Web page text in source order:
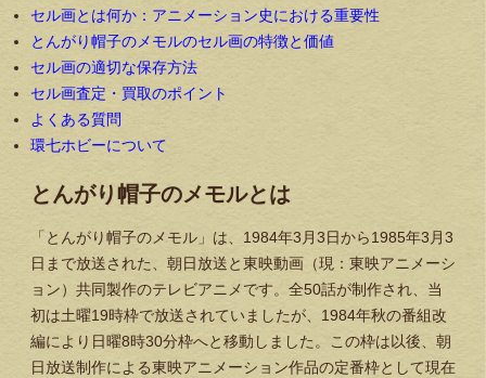
セル画とは何か：アニメーション史における重要性
とんがり帽子のメモルのセル画の特徴と価値
セル画の適切な保存方法
セル画査定・買取のポイント
よくある質問
環七ホビーについて
とんがり帽子のメモルとは
「とんがり帽子のメモル」は、1984年3月3日から1985年3月3
日まで放送された、朝日放送と東映動画（現：東映アニメーシ
ョン）共同製作のテレビアニメです。全50話が制作され、当
初は土曜19時枠で放送されていましたが、1984年秋の番組改
編により日曜8時30分枠へと移動しました。この枠は以後、朝
日放送制作による東映アニメーション作品の定番枠として現在